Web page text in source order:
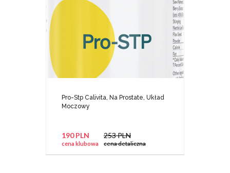
Pro-Stp Calivita, Na Prostate, Układ
Moczowy
190 PLN
cena klubowa
253 PLN
cena detaliczna